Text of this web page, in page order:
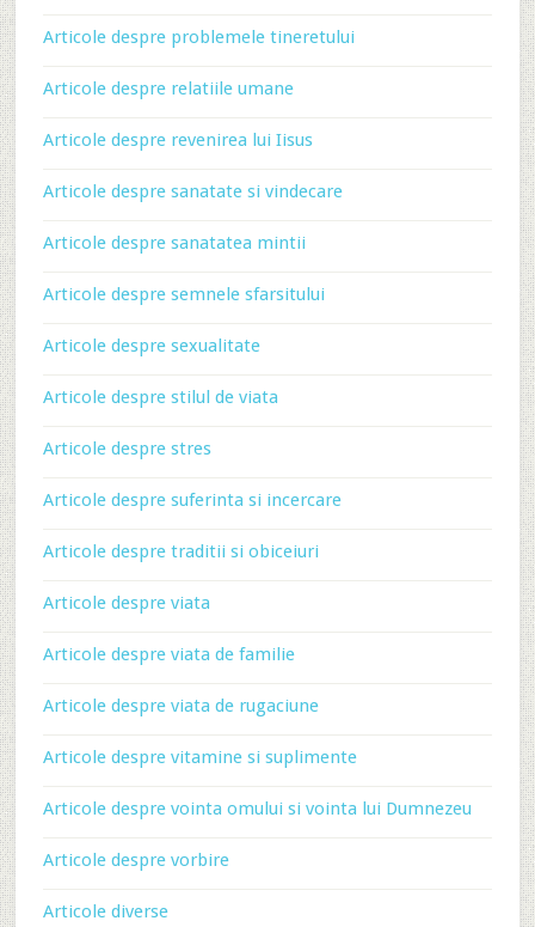
Articole despre problemele tineretului
Articole despre relatiile umane
Articole despre revenirea lui Iisus
Articole despre sanatate si vindecare
Articole despre sanatatea mintii
Articole despre semnele sfarsitului
Articole despre sexualitate
Articole despre stilul de viata
Articole despre stres
Articole despre suferinta si incercare
Articole despre traditii si obiceiuri
Articole despre viata
Articole despre viata de familie
Articole despre viata de rugaciune
Articole despre vitamine si suplimente
Articole despre vointa omului si vointa lui Dumnezeu
Articole despre vorbire
Articole diverse